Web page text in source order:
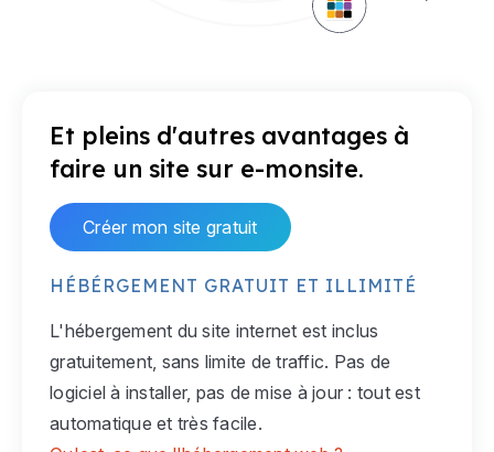
Et pleins d'autres avantages à
faire un site sur e-monsite.
Créer mon site gratuit
HÉBÉRGEMENT GRATUIT ET ILLIMITÉ
L'hébergement du site internet est inclus
gratuitement, sans limite de traffic. Pas de
logiciel à installer, pas de mise à jour : tout est
automatique et très facile.